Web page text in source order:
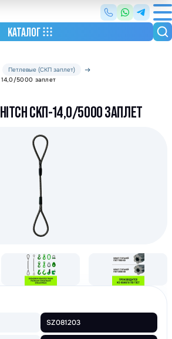
КАТАЛОГ
Петлевые (СКП заплет)
5000 заплет
СКП-14,0/5000 ЗАПЛЕТ
SZ081203